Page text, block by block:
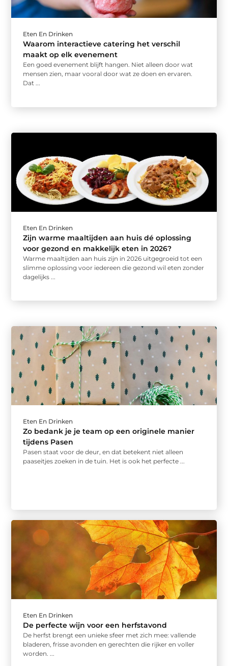
Eten En Drinken
Waarom interactieve catering het verschil
maakt op elk evenement
Een goed evenement blijft hangen. Niet alleen door wat
mensen zien, maar vooral door wat ze doen en ervaren.
Dat ...
Eten En Drinken
Zijn warme maaltijden aan huis dé oplossing
voor gezond en makkelijk eten in 2026?
Warme maaltijden aan huis zijn in 2026 uitgegroeid tot een
slimme oplossing voor iedereen die gezond wil eten zonder
dagelijks ...
Eten En Drinken
Zo bedank je je team op een originele manier
tijdens Pasen
Pasen staat voor de deur, en dat betekent niet alleen
paaseitjes zoeken in de tuin. Het is ook het perfecte ...
Eten En Drinken
De perfecte wijn voor een herfstavond
De herfst brengt een unieke sfeer met zich mee: vallende
bladeren, frisse avonden en gerechten die rijker en voller
worden. ...